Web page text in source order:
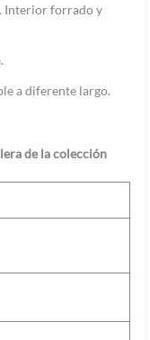
Interior forrado y
a diferente largo.
de la colección